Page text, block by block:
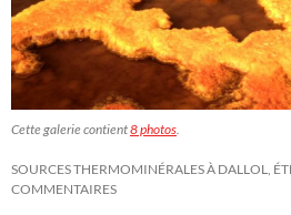
Cette galerie contient8 photos.
SOURCES THERMOMINÉRALES À DALLOL,
COMMENTAIRES